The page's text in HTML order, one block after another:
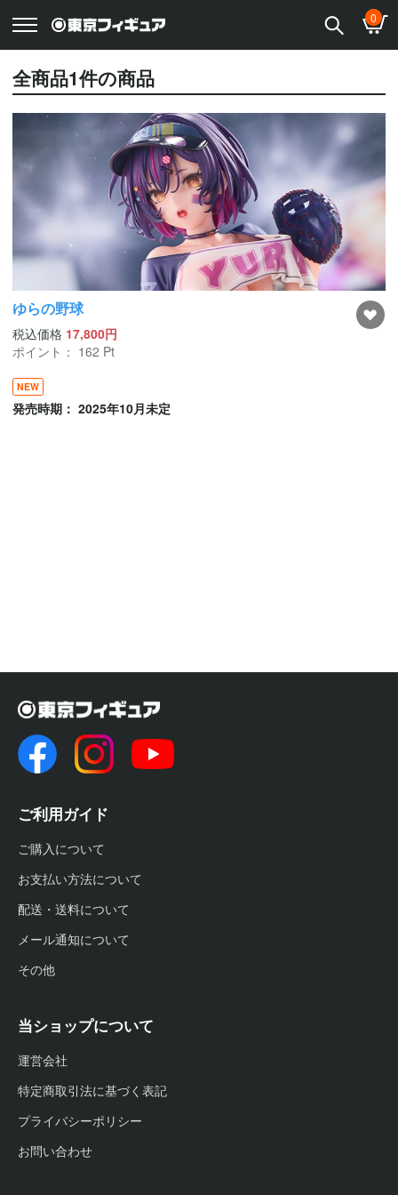
0
全商品1件の商品
ゆらの野球
税込価格 17,800円
ポイント： 162 Pt
NEW
発売時期： 2025年10月未定
ご利用ガイド
ご購入について
お支払い方法について
配送・送料について
メール通知について
その他
当ショップについて
運営会社
特定商取引法に基づく表記
プライバシーポリシー
お問い合わせ